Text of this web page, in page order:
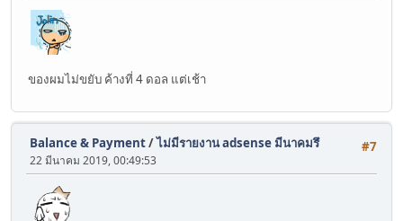
ของผมไม่ขยับ ค้างที่ 4 ดอล แต่เช้า
#7
Balance & Payment/ไม่มีรายงาน adsense มีนาคมรึ
22 มีนาคม 2019, 00:49:53